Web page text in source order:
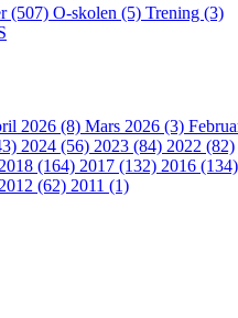
(507) O-skolen (5) Trening (3)
2026 (8) Mars 2026 (3)
2024 (56) 2023 (84) 2022 (82)
2018 (164) 2017 (132) 2016 (134)
2012 (62) 2011 (1)